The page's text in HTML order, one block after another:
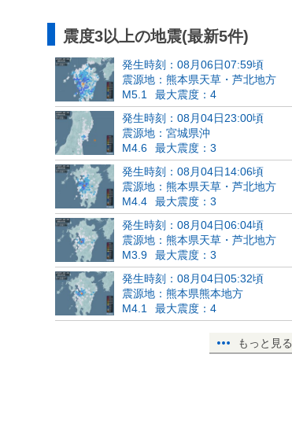
震度3以上の地震(最新5件)
発生時刻：08月06日07:59頃
震源地：熊本県天草・芦北地方
M5.1
最大震度：4
発生時刻：08月04日23:00頃
震源地：宮城県沖
M4.6
最大震度：3
発生時刻：08月04日14:06頃
震源地：熊本県天草・芦北地方
M4.4
最大震度：3
発生時刻：08月04日06:04頃
震源地：熊本県天草・芦北地方
M3.9
最大震度：3
発生時刻：08月04日05:32頃
震源地：熊本県熊本地方
M4.1
最大震度：4
もっと見る